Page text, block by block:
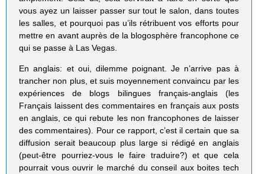
vous ayez un laisser passer sur tout le salon, dans toutes
les salles, et pourquoi pas u’ils rétribuent vos efforts pour
mettre en avant auprès de la blogosphère francophone ce
qui se passe à Las Vegas.
En anglais: et oui, dilemme poignant. Je n’arrive pas à
trancher non plus, et suis moyennement convaincu par les
expériences de blogs bilingues français-anglais (les
Français laissent des commentaires en français aux posts
en anglais, ce qui rebute les non francophones de laisser
des commentaires). Pour ce rapport, c’est il certain que sa
diffusion serait beaucoup plus large si rédigé en anglais
(peut-être pourriez-vous le faire traduire?) et que cela
pourrait vous ouvrir le marché du conseil aux boites tech